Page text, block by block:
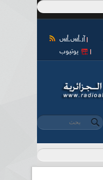
آر أس أس
يوتيوب
استمارة البحث
‏بحث ‏